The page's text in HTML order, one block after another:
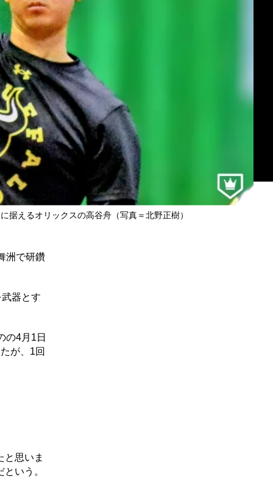
据えるオリックスの高谷舟（写真＝北野正樹）
洲で研鑽
器とす
の4月1日
が、1回
思いま
いう。